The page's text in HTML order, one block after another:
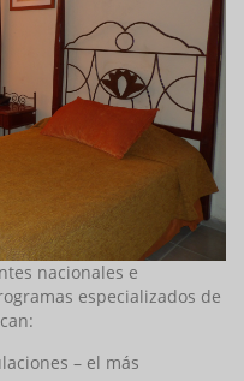
nacionales e
especializados de
– el más